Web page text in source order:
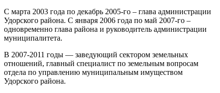
С марта 2003 года по декабрь 2005-го – глава администрации
Удорского района. С января 2006 года по май 2007-го –
одновременно глава района и руководитель администрации
муниципалитета.
В 2007-2011 годы — заведующий сектором земельных
отношений, главный специалист по земельным вопросам
отдела по управлению муниципальным имуществом
Удорского района.